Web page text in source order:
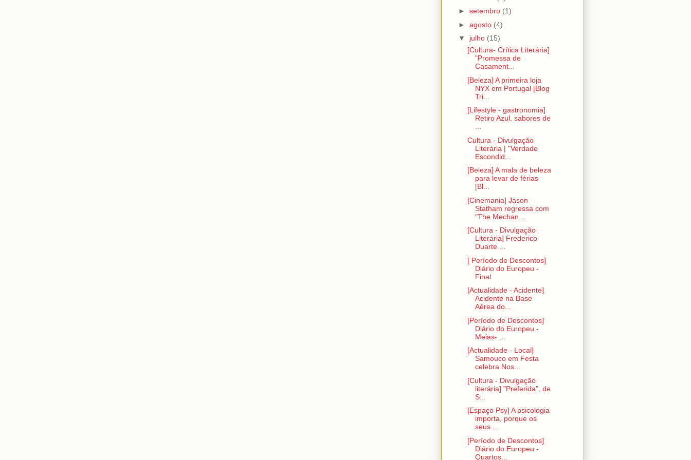
► setembro (1)
► agosto (4)
▼ julho (15)
[Cultura- Crítica Literária]
"Promessa de
Casament...
[Beleza] A primeira loja
NYX em Portugal [Blog
Tri...
[Lifestyle - gastronomia]
Retiro Azul, sabores de
...
Cultura - Divulgação
Literária | "Verdade
Escondid...
[Beleza] A mala de beleza
para levar de férias
[Bl...
[Cinemania] Jason
Statham regressa com
"The Mechan...
[Cultura - Divulgação
Literária] Frederico
Duarte ...
[ Período de Descontos]
Diário do Europeu -
Final
[Actualidade - Acidente]
Acidente na Base
Aérea do...
[Período de Descontos]
Diário do Europeu -
Meias- ...
[Actualidade - Local]
Samouco em Festa
celebra Nos...
[Cultura - Divulgação
literária] "Preferida", de
S...
[Espaço Psy] A psicologia
importa, porque os
seus ...
[Período de Descontos]
Diário do Europeu -
Quartos...